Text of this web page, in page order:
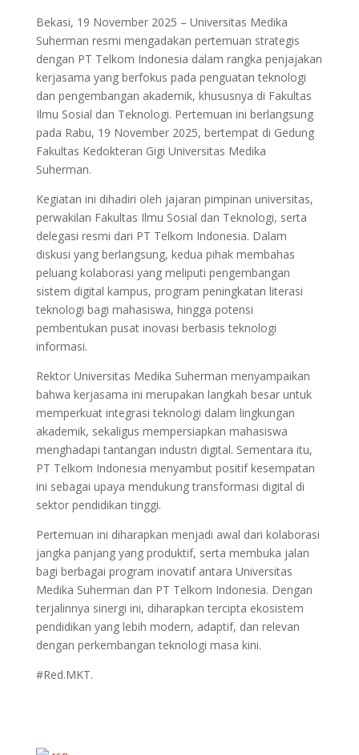
Bekasi, 19 November 2025 – Universitas Medika
Suherman resmi mengadakan pertemuan strategis
dengan PT Telkom Indonesia dalam rangka penjajakan
kerjasama yang berfokus pada penguatan teknologi
dan pengembangan akademik, khususnya di Fakultas
Ilmu Sosial dan Teknologi. Pertemuan ini berlangsung
pada Rabu, 19 November 2025, bertempat di Gedung
Fakultas Kedokteran Gigi Universitas Medika
Suherman.
Kegiatan ini dihadiri oleh jajaran pimpinan universitas,
perwakilan Fakultas Ilmu Sosial dan Teknologi, serta
delegasi resmi dari PT Telkom Indonesia. Dalam
diskusi yang berlangsung, kedua pihak membahas
peluang kolaborasi yang meliputi pengembangan
sistem digital kampus, program peningkatan literasi
teknologi bagi mahasiswa, hingga potensi
pembentukan pusat inovasi berbasis teknologi
informasi.
Rektor Universitas Medika Suherman menyampaikan
bahwa kerjasama ini merupakan langkah besar untuk
memperkuat integrasi teknologi dalam lingkungan
akademik, sekaligus mempersiapkan mahasiswa
menghadapi tantangan industri digital. Sementara itu,
PT Telkom Indonesia menyambut positif kesempatan
ini sebagai upaya mendukung transformasi digital di
sektor pendidikan tinggi.
Pertemuan ini diharapkan menjadi awal dari kolaborasi
jangka panjang yang produktif, serta membuka jalan
bagi berbagai program inovatif antara Universitas
Medika Suherman dan PT Telkom Indonesia. Dengan
terjalinnya sinergi ini, diharapkan tercipta ekosistem
pendidikan yang lebih modern, adaptif, dan relevan
dengan perkembangan teknologi masa kini.
#Red.MKT.